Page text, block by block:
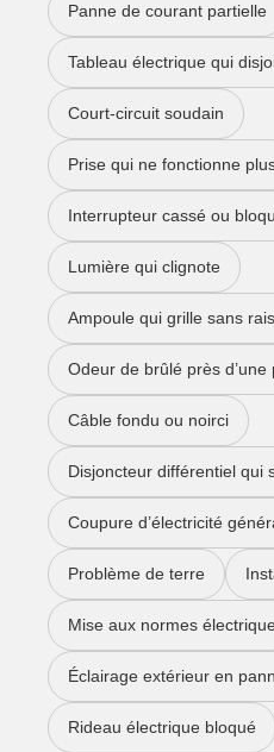
Panne de courant partielle
Tableau électrique qui
Court-circuit soudain
Prise qui ne fonctionne
Interrupteur cassé ou
Lumière qui clignote
Ampoule qui grille sans
Odeur de brûlé près d’une
Câble fondu ou noirci
Disjoncteur différentiel qui
Coupure d’électricité
Problème de terre
Mise aux normes
Éclairage extérieur en
Rideau électrique bloqué